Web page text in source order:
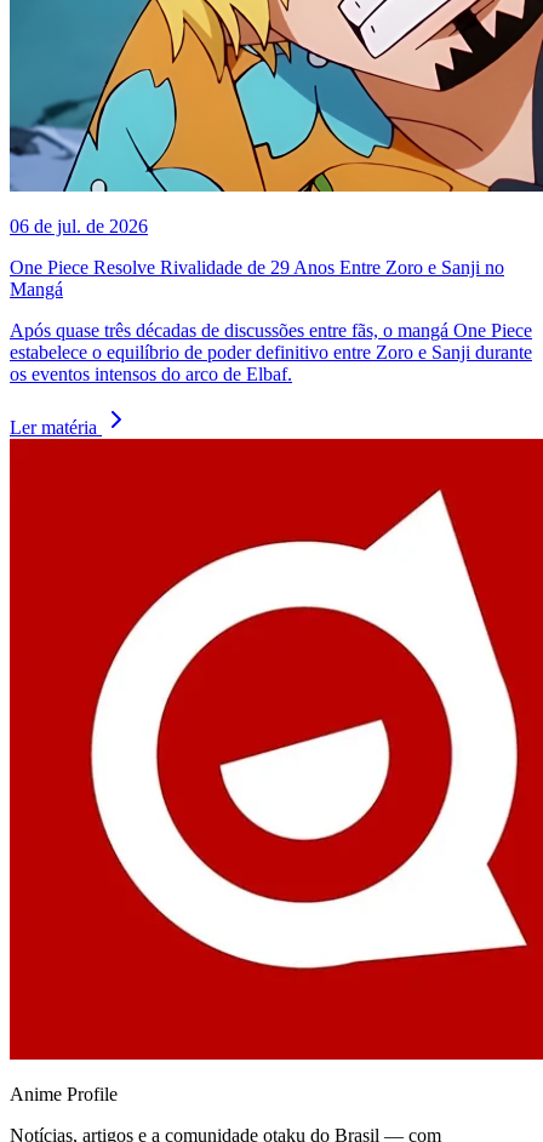
06 de jul. de 2026
One Piece Resolve Rivalidade de 29 Anos Entre Zoro e Sanji no
Mangá
Após quase três décadas de discussões entre fãs, o mangá One Piece
estabelece o equilíbrio de poder definitivo entre Zoro e Sanji durante
os eventos intensos do arco de Elbaf.
Ler matéria
Anime Profile
Notícias, artigos e a comunidade otaku do Brasil — com